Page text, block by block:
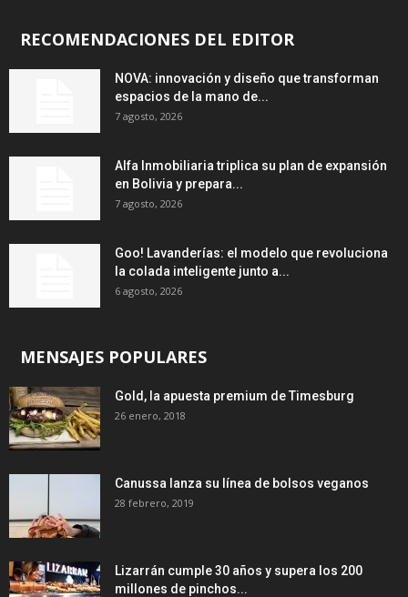
RECOMENDACIONES DEL EDITOR
NOVA: innovación y diseño que transforman
espacios de la mano de...
7 agosto, 2026
Alfa Inmobiliaria triplica su plan de expansión
en Bolivia y prepara...
7 agosto, 2026
Goo! Lavanderías: el modelo que revoluciona
la colada inteligente junto a...
6 agosto, 2026
MENSAJES POPULARES
Gold, la apuesta premium de Timesburg
26 enero, 2018
Canussa lanza su línea de bolsos veganos
28 febrero, 2019
Lizarrán cumple 30 años y supera los 200
millones de pinchos...